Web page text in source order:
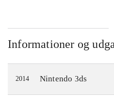
Informationer og
2014 Nintendo 3ds